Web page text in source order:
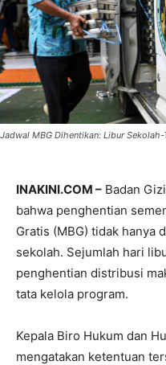
Jadwal MBG Dihentikan: Libur
INAKINI.COM – Badan
bahwa penghentian
Gratis (MBG) tidak hanya
sekolah. Sejumlah hari
penghentian distribusi
tata kelola program.
Kepala Biro Hukum dan
mengatakan ketentuan